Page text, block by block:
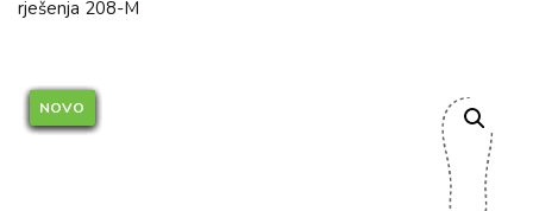
rješenja 208-M
NOVO
NOVO
NOVO
NOVO
NOVO
NOVO
NOVO
NOVO